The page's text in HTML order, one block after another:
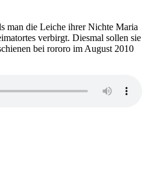
Totenengel
man die Leiche ihrer Nichte Maria
verbirgt. Diesmal sollen sie
bei rororo im August 2010